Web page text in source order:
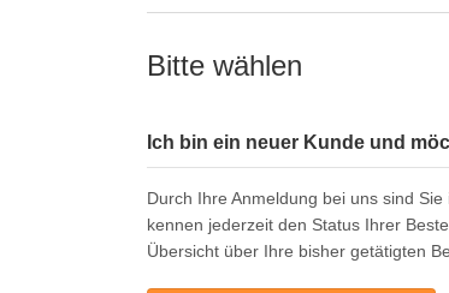
Bitte wählen
Ich bin ein neuer Kunde und
Durch Ihre Anmeldung bei uns sind
kennen jederzeit den Status Ihrer
Übersicht über Ihre bisher getätigten